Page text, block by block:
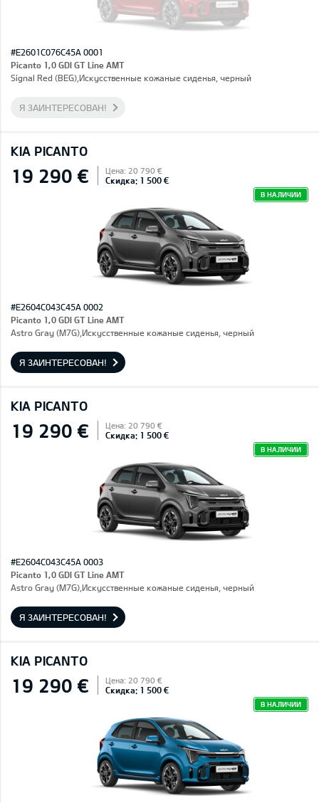
#E2601C076C45A 0001
Picanto 1,0 GDI GT Line AMT
Signal Red (BEG),Искусственные кожаные сиденья, черный
Я ЗАИНТЕРЕСОВАН!
KIA PICANTO
19 290 € Цена: 20 790 €
Скидка: 1 500 €
В НАЛИЧИИ
#E2604C043C45A 0002
Picanto 1,0 GDI GT Line AMT
Astro Gray (M7G),Искусственные кожаные сиденья, черный
Я ЗАИНТЕРЕСОВАН!
KIA PICANTO
19 290 € Цена: 20 790 €
Скидка: 1 500 €
В НАЛИЧИИ
#E2604C043C45A 0003
Picanto 1,0 GDI GT Line AMT
Astro Gray (M7G),Искусственные кожаные сиденья, черный
Я ЗАИНТЕРЕСОВАН!
KIA PICANTO
19 290 € Цена: 20 790 €
Скидка: 1 500 €
В НАЛИЧИИ